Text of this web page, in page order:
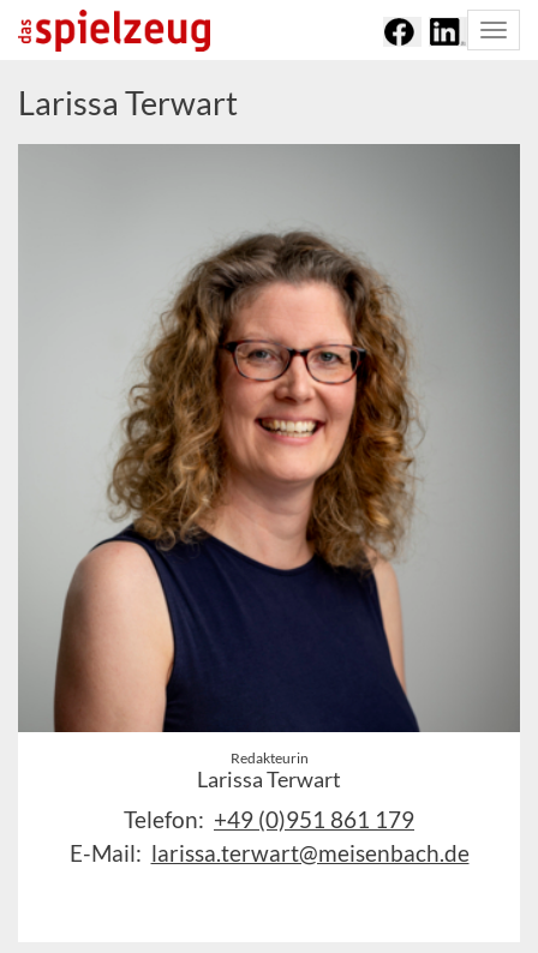
Larissa Terwart
Redakteurin
Larissa Terwart
Telefon: +49 (0)951 861 179
E-Mail: larissa.terwart@meisenbach.de